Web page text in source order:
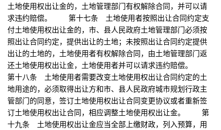
土地使用权出让金的，土地管理部门有权解除合同，并可以请
求违约赔偿。 第十七条 土地使用者按照出让合同约定支
付土地使用权出让金的，市、县人民政府土地管理部门必须按
照出让合同约定，提供出让的土地；未按照出让合同约定提供
出让的土地的，土地使用者有权解除合同，由土地管理部门返
还土地使用权出让金，土地使用者并可以请求违约赔偿。
第十八条 土地使用者需要改变土地使用权出让合同约定的土
地用途的，必须取得出让方和市、县人民政府城市规划行政主
管部门的同意，签订土地使用权出让合同变更协议或者重新签
订土地使用权出让合同，相应调整土地使用权出让金。 第
十九条 土地使用权出让金应当全部上缴财政，列入预算，用